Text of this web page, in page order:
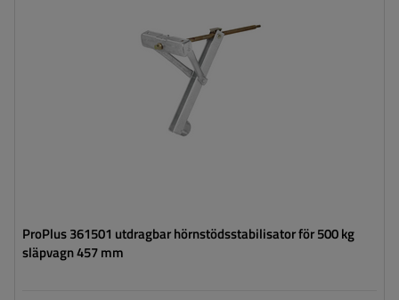
ProPlus 361501 utdragbar hörnstödsstabilisator för 500 kg
släpvagn 457 mm